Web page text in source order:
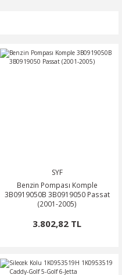
SYF
Benzin Pompası Komple
3B0919050B 3B0919050 Passat
(2001-2005)
3.802,82 TL